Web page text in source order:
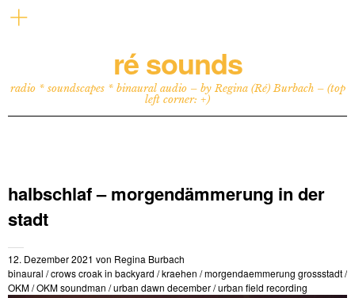
ré sounds
radio * soundscapes * binaural audio – by Regina (Ré) Burbach – (top
left corner: +)
halbschlaf – morgendämmerung in der
stadt
12. Dezember 2021 von Regina Burbach
binaural /crows croak in backyard /kraehen /morgendaemmerung grossstadt/
OKM/OKM soundman /urban dawn december/urban field recording